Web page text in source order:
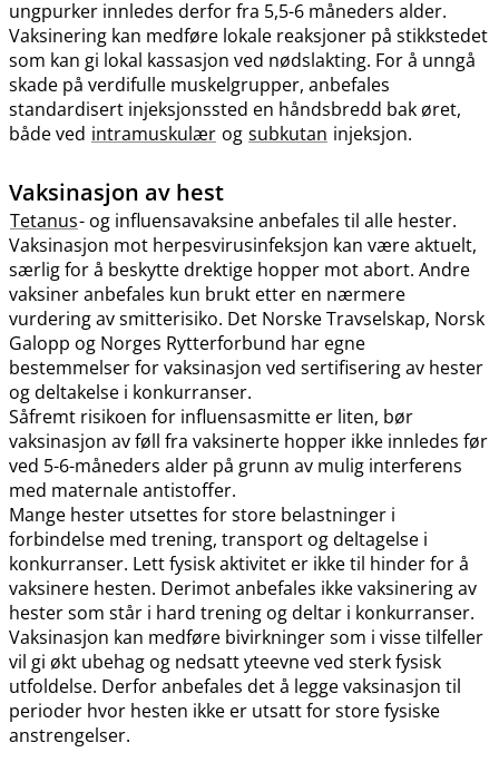
ungpurker innledes derfor fra 5,5-6 måneders alder.
Vaksinering kan medføre lokale reaksjoner på stikkstedet
som kan gi lokal kassasjon ved nødslakting. For å unngå
skade på verdifulle muskelgrupper, anbefales
standardisert injeksjonssted en håndsbredd bak øret,
både ved intramuskulær og subkutan injeksjon.
Vaksinasjon av hest
Tetanus- og influensavaksine anbefales til alle hester.
Vaksinasjon mot herpesvirusinfeksjon kan være aktuelt,
særlig for å beskytte drektige hopper mot abort. Andre
vaksiner anbefales kun brukt etter en nærmere
vurdering av smitterisiko. Det Norske Travselskap, Norsk
Galopp og Norges Rytterforbund har egne
bestemmelser for vaksinasjon ved sertifisering av hester
og deltakelse i konkurranser.
Såfremt risikoen for influensasmitte er liten, bør
vaksinasjon av føll fra vaksinerte hopper ikke innledes før
ved 5-6-måneders alder på grunn av mulig interferens
med maternale antistoffer.
Mange hester utsettes for store belastninger i
forbindelse med trening, transport og deltagelse i
konkurranser. Lett fysisk aktivitet er ikke til hinder for å
vaksinere hesten. Derimot anbefales ikke vaksinering av
hester som står i hard trening og deltar i konkurranser.
Vaksinasjon kan medføre bivirkninger som i visse tilfeller
vil gi økt ubehag og nedsatt yteevne ved sterk fysisk
utfoldelse. Derfor anbefales det å legge vaksinasjon til
perioder hvor hesten ikke er utsatt for store fysiske
anstrengelser.